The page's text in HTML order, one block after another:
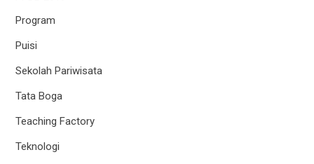
Program
Puisi
Sekolah Pariwisata
Tata Boga
Teaching Factory
Teknologi